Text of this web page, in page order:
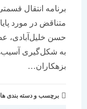
برنامه انتقال قسمتی از
حسن خلیل‌آبادی، عضو
به شکل‌گیری آسیب‌های
بزهکاران…
برچسب و دسته بندی های مرتبط